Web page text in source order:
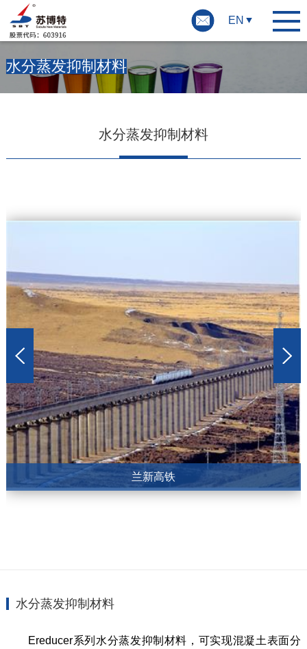
EN
水分蒸发抑制材料
水分蒸发抑制材料
兰新高铁
水分蒸发抑制材料
Ereducer系列水分蒸发抑制材料，可实现混凝土表面分